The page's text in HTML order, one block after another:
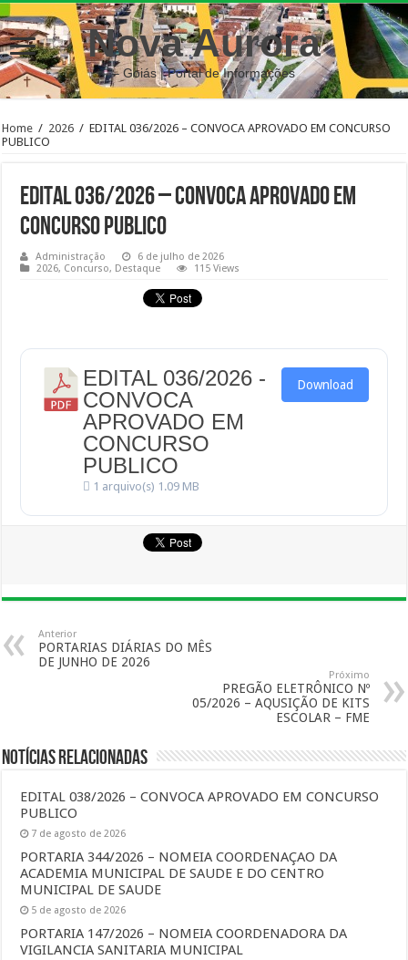
Nova Aurora
– Goiás | Portal de Informações
Home / 2026 / EDITAL 036/2026 – CONVOCA APROVADO EM CONCURSO
PUBLICO
EDITAL 036/2026 – CONVOCA APROVADO EM
CONCURSO PUBLICO
Administração
6 de julho de 2026
2026, Concurso, Destaque 115 Views
EDITAL 036/2026 -
CONVOCA
APROVADO EM
CONCURSO
PUBLICO
1 arquivo(s) 1.09 MB
Download
Anterior
PORTARIAS DIÁRIAS DO MÊS
DE JUNHO DE 2026
Próximo
PREGÃO ELETRÔNICO Nº
05/2026 – AQUSIÇÃO DE KITS
ESCOLAR – FME
Notícias Relacionadas
EDITAL 038/2026 – CONVOCA APROVADO EM CONCURSO
PUBLICO
7 de agosto de 2026
PORTARIA 344/2026 – NOMEIA COORDENAÇAO DA
ACADEMIA MUNICIPAL DE SAUDE E DO CENTRO
MUNICIPAL DE SAUDE
5 de agosto de 2026
PORTARIA 147/2026 – NOMEIA COORDENADORA DA
VIGILANCIA SANITARIA MUNICIPAL